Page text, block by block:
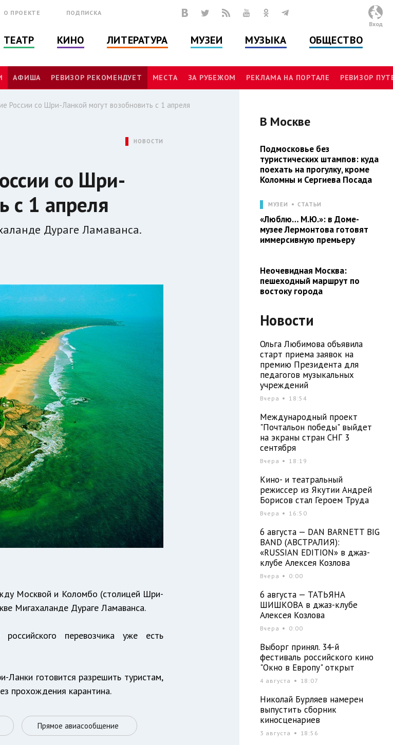
О ПРОЕКТЕ ПОДПИСКА
ТЕАТР КИНО ЛИТЕРАТУРА МУЗЕИ МУЗЫКА ОБЩЕСТВО
Вход
АФИША РЕВИЗОР РЕКОМЕНДУЕТ МЕСТА ЗА РУБЕЖОМ РЕКЛАМА НА ПОРТАЛЕ РЕВИЗОР
России со Шри-Ланкой могут возобновить с 1 апреля
НОВОСТИ
со Шри-
с 1 апреля
Дураге Ламаванса.
Москвой и Коломбо (столицей Шри-
Мигахаланде Дураге Ламаванса.
перевозчика уже есть
Ланки готовится разрешить туристам,
прохождения карантина.
Прямое авиасообщение
В Москве
Подмосковье без
туристических штампов: куда
поехать на прогулку, кроме
Коломны и Сергиева Посада
МУЗЕИ СТАТЬИ
«Люблю… М.Ю.»: в Доме-
музее Лермонтова готовят
иммерсивную премьеру
Неочевидная Москва:
пешеходный маршрут по
востоку города
Новости
Ольга Любимова объявила
старт приема заявок на
премию Президента для
педагогов музыкальных
учреждений
Вчера 18:54
Международный проект
"Почтальон победы" выйдет
на экраны стран СНГ 3
сентября
Вчера 18:19
Кино- и театральный
режиссер из Якутии Андрей
Борисов стал Героем Труда
Вчера 16:50
6 августа — DAN BARNETT BIG
BAND (АВСТРАЛИЯ):
«RUSSIAN EDITION» в джаз-
клубе Алексея Козлова
Вчера 0:00
6 августа — ТАТЬЯНА
ШИШКОВА в джаз-клубе
Алексея Козлова
Вчера 0:00
Выборг принял. 34-й
фестиваль российского кино
"Окно в Европу" открыт
4 августа 18:07
Николай Бурляев намерен
выпустить сборник
киносценариев
3 августа 18:56